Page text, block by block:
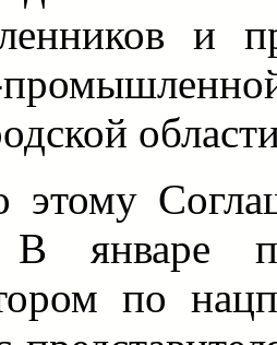
и
этому
В январе
по